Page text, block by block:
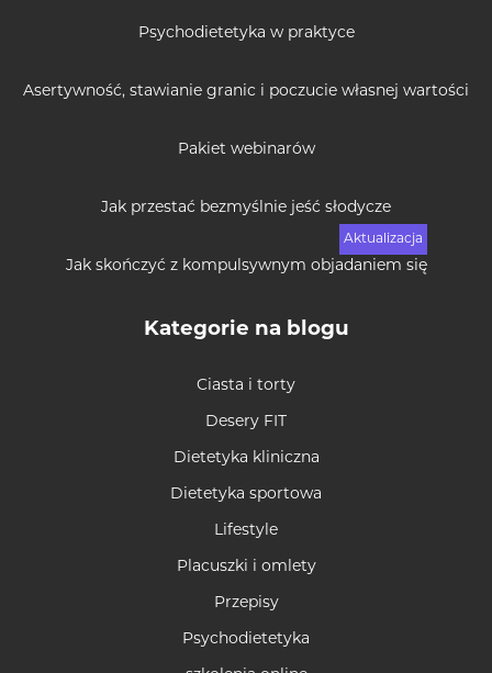
Psychodietetyka w praktyce
Asertywność, stawianie granic i poczucie własnej wartości
Pakiet webinarów
Jak przestać bezmyślnie jeść słodycze
Jak skończyć z kompulsywnym objadaniem się
Kategorie na blogu
Ciasta i torty
Desery FIT
Dietetyka kliniczna
Dietetyka sportowa
Lifestyle
Placuszki i omlety
Przepisy
Psychodietetyka